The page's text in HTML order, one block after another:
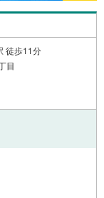
徒歩11分
目